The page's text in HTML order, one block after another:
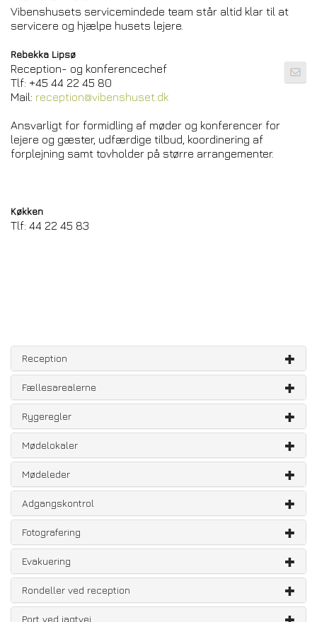
Vibenshusets servicemindede team står altid klar til at
servicere og hjælpe husets lejere.
Rebekka Lipsø
Reception- og konferencechef
Tlf: +45 44 22 45 80
Mail: reception@vibenshuset.dk
Ansvarligt for formidling af møder og konferencer for
lejere og gæster, udfærdige tilbud, koordinering af
forplejning samt tovholder på større arrangementer.
Køkken
Tlf: 44 22 45 83
Reception
Fællesarealerne
Rygeregler
Mødelokaler
Mødeleder
Adgangskontrol
Fotografering
Evakuering
Rondeller ved reception
Port ved jagtvej